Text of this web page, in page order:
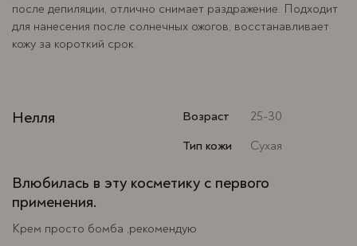
после депиляции, отлично снимает раздражение. Подходит
для нанесения после солнечных ожогов, восстанавливает
кожу за короткий срок.
Нелля Возраст
25-30
Тип кожи
Сухая
Влюбилась в эту косметику с первого
применения.
Крем просто бомба ,рекомендую